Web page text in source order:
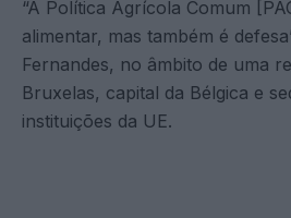
“A Política Agrícola Comum
alimentar, mas também é
Fernandes, no âmbito de uma
Bruxelas, capital da Bélgica e
instituições da UE.